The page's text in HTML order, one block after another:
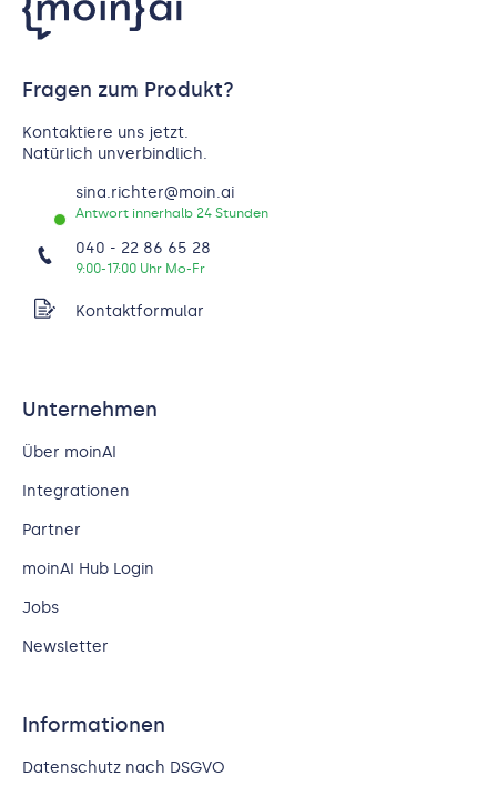
Fragen zum Produkt?
Kontaktiere uns jetzt.
Natürlich unverbindlich.
sina.richter@moin.ai
Antwort innerhalb 24 Stunden
040 - 22 86 65 28
9:00-17:00 Uhr Mo-Fr
Kontaktformular
Unternehmen
Über moinAI
Integrationen
Partner
moinAI Hub Login
Jobs
Newsletter
Informationen
Datenschutz nach DSGVO